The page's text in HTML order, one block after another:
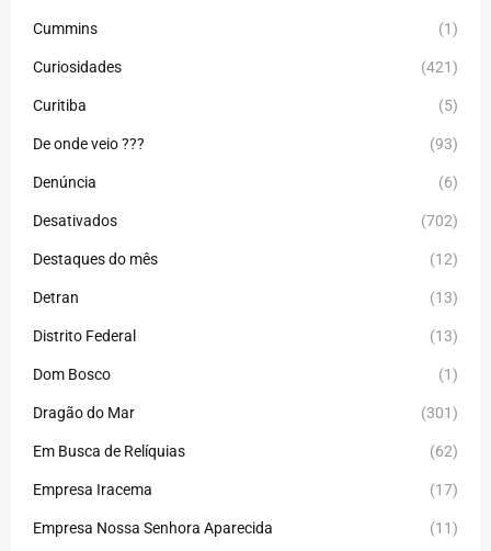
Cummins (1)
Curiosidades (421)
Curitiba (5)
De onde veio ??? (93)
Denúncia (6)
Desativados (702)
Destaques do mês (12)
Detran (13)
Distrito Federal (13)
Dom Bosco (1)
Dragão do Mar (301)
Em Busca de Relíquias (62)
Empresa Iracema (17)
Empresa Nossa Senhora Aparecida (11)